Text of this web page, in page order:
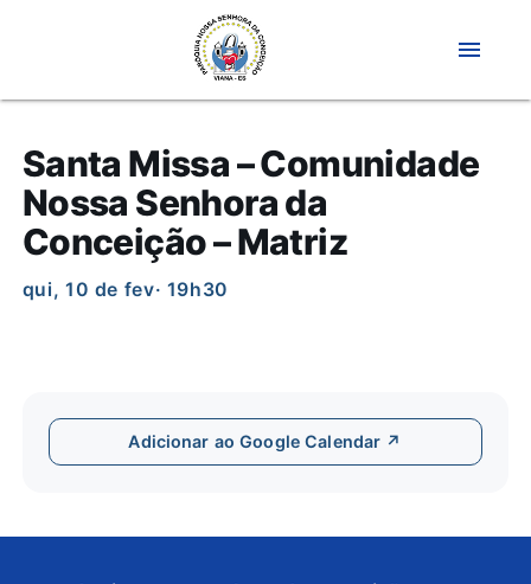
menu
Santa Missa – Comunidade
Nossa Senhora da
Conceição – Matriz
qui, 10 de fev· 19h30
Adicionar ao Google Calendar ↗